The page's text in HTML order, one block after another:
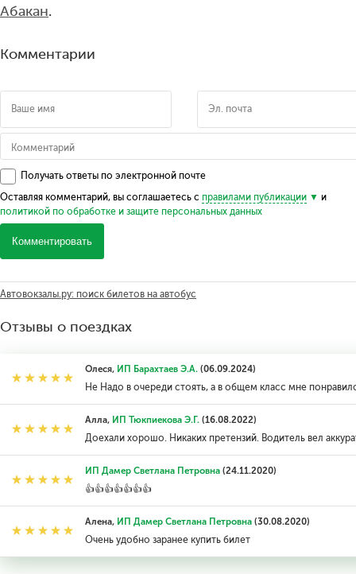
Абакан.
Комментарии
Получать ответы по электронной почте
Оставляя комментарий, вы соглашаетесь с правилами публикации
и
политикой по обработке и защите персональных данных
Комментировать
Автовокзалы.ру: поиск билетов на автобус
Отзывы о поездках
Олеся, ИП Барахтаев Э.А.(06.09.2024)
Не Надо в очереди стоять, а в общем класс мне
Алла, ИП Тюкпиекова Э.Г.(16.08.2022)
Доехали хорошо. Никаких претензий. Водитель вел
ИП Дамер Светлана Петровна(24.11.2020)
👍👍👍👍👍👍👍
Алена, ИП Дамер Светлана Петровна(30.08.2020)
Очень удобно заранее купить билет